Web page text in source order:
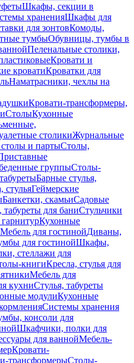
Шкафы, секции в
храненияШкафы для
для зонтовКомоды,
тумбыОбувницы, тумбы в
Пеленальные столики,
Кровати и
кроватиКроватки для
Наматрасники, чехлы на
Кровати-трансформеры,
СтолыКухонные
столикиЖурнальные
и партыСтолы,
группыСтолы-
Барные стулья,
стульяГеймерские
Банкетки, скамьиСадовые
табуреты для баниСтульчики
Кухонные
Мебель для гостинойДиваны,
для гостинойШкафы,
стеллажи для
книгиКресла, стулья для
Мебель для
кухниСтулья, табуреты
модулиКухонные
Системы хранения
консоли для
Шкафчики, полки для
для ваннойМебель-
Кровати-
трансформерыСтолы-